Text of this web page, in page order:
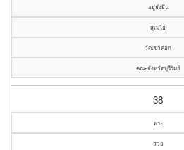
อยู่ยั่งยืน
สุเมโธ
วัดเขาคอก
คณะจังหวัดบุรีรัมย์
38
พระ
สวย